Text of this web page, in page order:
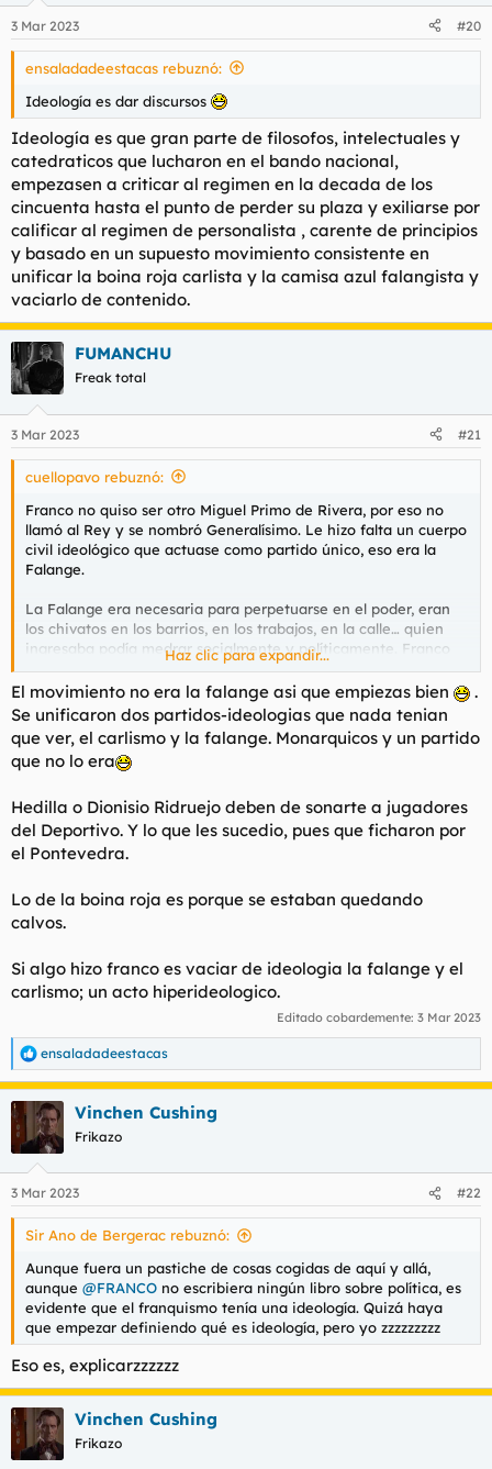
e
s
3 Mar 2023 #20
ensaladadeestacas rebuznó:
Ideología es dar discursos
Ideología es que gran parte de filosofos, intelectuales y
catedraticos que lucharon en el bando nacional,
empezasen a criticar al regimen en la decada de los
cincuenta hasta el punto de perder su plaza y exiliarse por
calificar al regimen de personalista , carente de principios
y basado en un supuesto movimiento consistente en
unificar la boina roja carlista y la camisa azul falangista y
vaciarlo de contenido.
FUMANCHU
Freak total
3 Mar 2023 #21
cuellopavo rebuznó:
Franco no quiso ser otro Miguel Primo de Rivera, por eso no
llamó al Rey y se nombró Generalísimo. Le hizo falta un cuerpo
civil ideológico que actuase como partido único, eso era la
Falange.
La Falange era necesaria para perpetuarse en el poder, eran
los chivatos en los barrios, en los trabajos, en la calle… quien
ingresaba podía medrar socialmente y políticamente. Franco
sabía que eso no se lo podía dar el Ejército español, pero sí
esos falangistas.
Haz clic para expandir...
El movimiento no era la falange asi que empiezas bien
.
Se unificaron dos partidos-ideologias que nada tenian
que ver, el carlismo y la falange. Monarquicos y un partido
que no lo era
Hedilla o Dionisio Ridruejo deben de sonarte a jugadores
del Deportivo. Y lo que les sucedio, pues que ficharon por
el Pontevedra.
Lo de la boina roja es porque se estaban quedando
calvos.
Si algo hizo franco es vaciar de ideologia la falange y el
carlismo; un acto hiperideologico.
Editado cobardemente: 3 Mar 2023
R
e
a
c
c
i
e
s
ensaladadeestacas
Vinchen Cushing
Frikazo
3 Mar 2023 #22
Sir Ano de Bergerac rebuznó:
Aunque fuera un pastiche de cosas cogidas de aquí y allá,
aunque @FRANCO no escribiera ningún libro sobre política, es
evidente que el franquismo tenía una ideología. Quizá haya
que empezar definiendo qué es ideología, pero yo zzzzzzzzz
Eso es, explicarzzzzzz
Vinchen Cushing
Frikazo